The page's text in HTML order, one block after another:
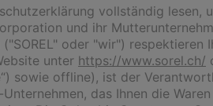
vollständig lesen,
und ihr
oder "wir") respektieren
unter https://www.sorel.ch/
sowie offline), ist der
das Ihnen die